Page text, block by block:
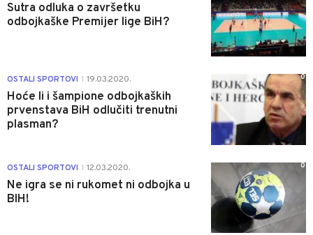
Sutra odluka o završetku
odbojkaške Premijer lige BiH?
OSTALI SPORTOVI 19.03.2020.
Hoće li i šampione odbojkaških
prvenstava BiH odlučiti trenutni
plasman?
0
OSTALI SPORTOVI 12.03.2020.
Ne igra se ni rukomet ni odbojka u
BIH!
0